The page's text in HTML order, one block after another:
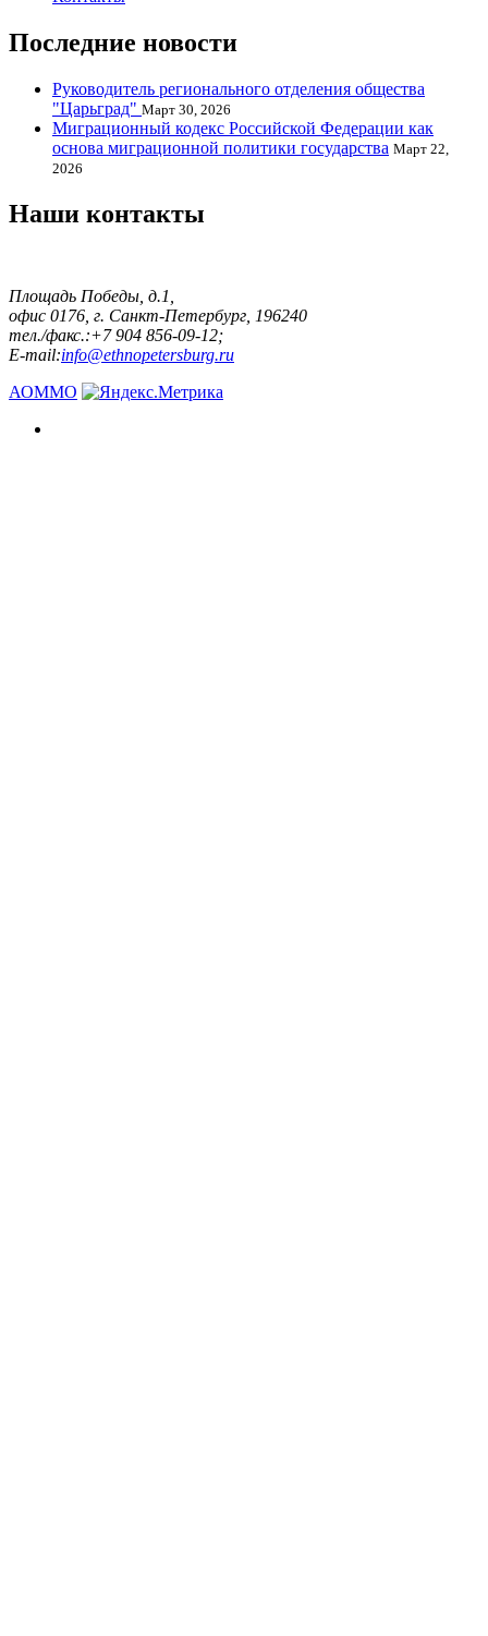
Последние новости
Руководитель регионального отделения общества
"Царьград" Март 30, 2026
Миграционный кодекс Российской Федерации как
основа миграционной политики государства Март 22,
2026
Наши контакты
Площадь Победы, д.1,
офис 0176, г. Санкт-Петербург, 196240
тел./факс.:+7 904 856-09-12;
E-mail:info@ethnopetersburg.ru
АОММО